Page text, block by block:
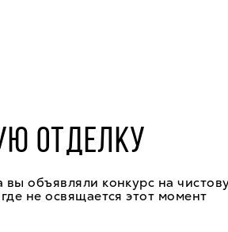
ОТДЕЛКУ
объявляли конкурс на
не освящается этот момент